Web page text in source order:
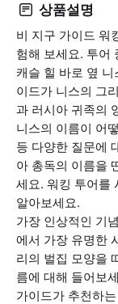
상품설명
비 지구 가이드 워
험해 보세요. 투어
캐슬 힐 바로 옆
이드가 니스의 그
과 러시아 귀족의
니스의 이름이 어
등 다양한 질문에
아 총독의 이름을
세요. 워킹 투어를
알아보세요.
가장 인상적인 기
에서 가장 유명한
리의 벌집 모양을
름에 대해 들어보
가이드가 추천하